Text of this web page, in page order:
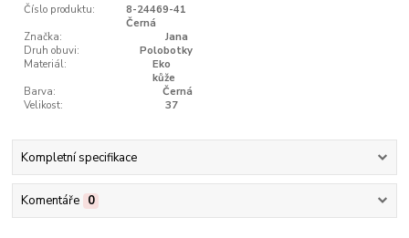
Číslo produktu:
8-24469-41
Černá
Značka:
Jana
Druh obuvi:
Polobotky
Materiál:
Eko
kůže
Barva:
Černá
Velikost:
37
Kompletní specifikace
Komentáře 0